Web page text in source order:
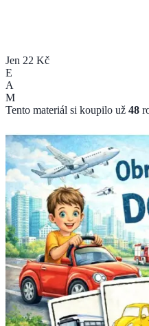
Jen 22 Kč
E
A
M
Tento materiál si koupilo už 48